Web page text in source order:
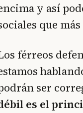
y así
que
férreos
ser
es el